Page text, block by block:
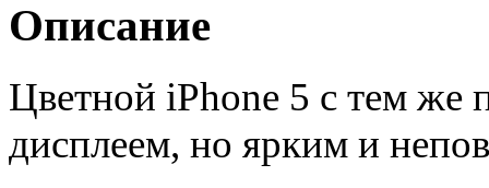
Описание
Цветной iPhone 5 с тем же
дисплеем, но ярким и